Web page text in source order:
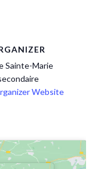
Sainte-Marie
Website